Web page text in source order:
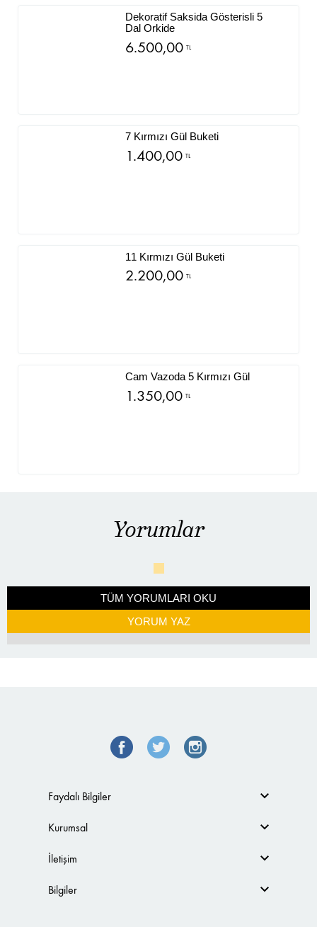
Dekoratif Saksida Gösterisli 5
Dal Orkide
6.500,00 TL
7 Kırmızı Gül Buketi
1.400,00 TL
11 Kırmızı Gül Buketi
2.200,00 TL
Cam Vazoda 5 Kırmızı Gül
1.350,00 TL
Yorumlar
TÜM YORUMLARI OKU
YORUM YAZ
Faydalı Bilgiler
Kurumsal
İletişim
Bilgiler